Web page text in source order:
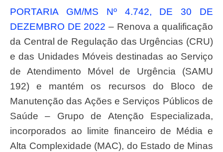
PORTARIA GM/MS Nº 4.742, DE 30 DE
DEZEMBRO DE 2022 – Renova a qualificação
da Central de Regulação das Urgências (CRU)
e das Unidades Móveis destinadas ao Serviço
de Atendimento Móvel de Urgência (SAMU
192) e mantém os recursos do Bloco de
Manutenção das Ações e Serviços Públicos de
Saúde – Grupo de Atenção Especializada,
incorporados ao limite financeiro de Média e
Alta Complexidade (MAC), do Estado de Minas